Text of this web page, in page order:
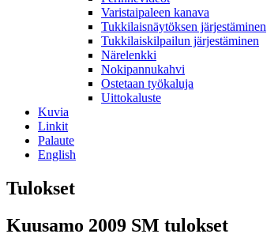
Varistaipaleen kanava
Tukkilaisnäytöksen järjestäminen
Tukkilaiskilpailun järjestäminen
Närelenkki
Nokipannukahvi
Ostetaan työkaluja
Uittokaluste
Kuvia
Linkit
Palaute
English
Tulokset
Kuusamo 2009 SM tulokset